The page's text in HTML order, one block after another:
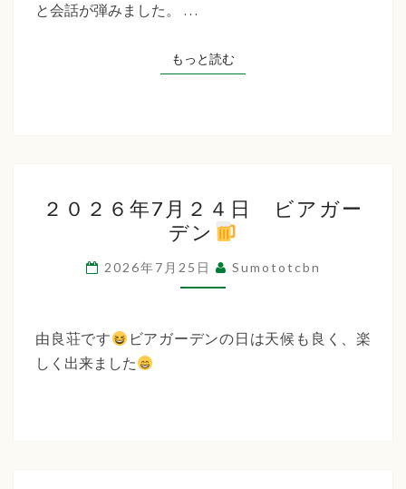
物』
と会話が弾みました。 …
もっと読むもっと読む
０
２
６
年
月
２０２６年7月２４日 ビアガー
デン
2026年7月25日 Sumototcbn
由良荘です
ビアガーデンの日は天候も良く、楽
しく出来ました